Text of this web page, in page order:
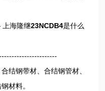
海隆继23NCDB4是什么
结钢带材、合结钢管材、
材料。